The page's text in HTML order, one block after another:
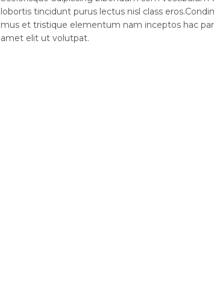
lobortis tincidunt purus lectus nisl class
mus et tristique elementum nam inceptos hac
amet elit ut volutpat.